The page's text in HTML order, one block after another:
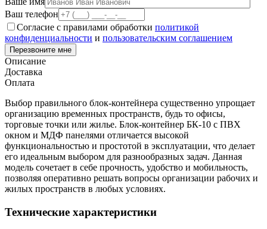
Ваш телефон
Согласие с правилами обработки политикой
конфиденциальности и пользовательским соглашением
Перезвоните мне
Описание
Доставка
Оплата
Выбор правильного блок-контейнера существенно упрощает
организацию временных пространств, будь то офисы,
торговые точки или жилье. Блок-контейнер БК-10 с ПВХ
окном и МДФ панелями отличается высокой
функциональностью и простотой в эксплуатации, что делает
его идеальным выбором для разнообразных задач. Данная
модель сочетает в себе прочность, удобство и мобильность,
позволяя оперативно решать вопросы организации рабочих и
жилых пространств в любых условиях.
Технические характеристики